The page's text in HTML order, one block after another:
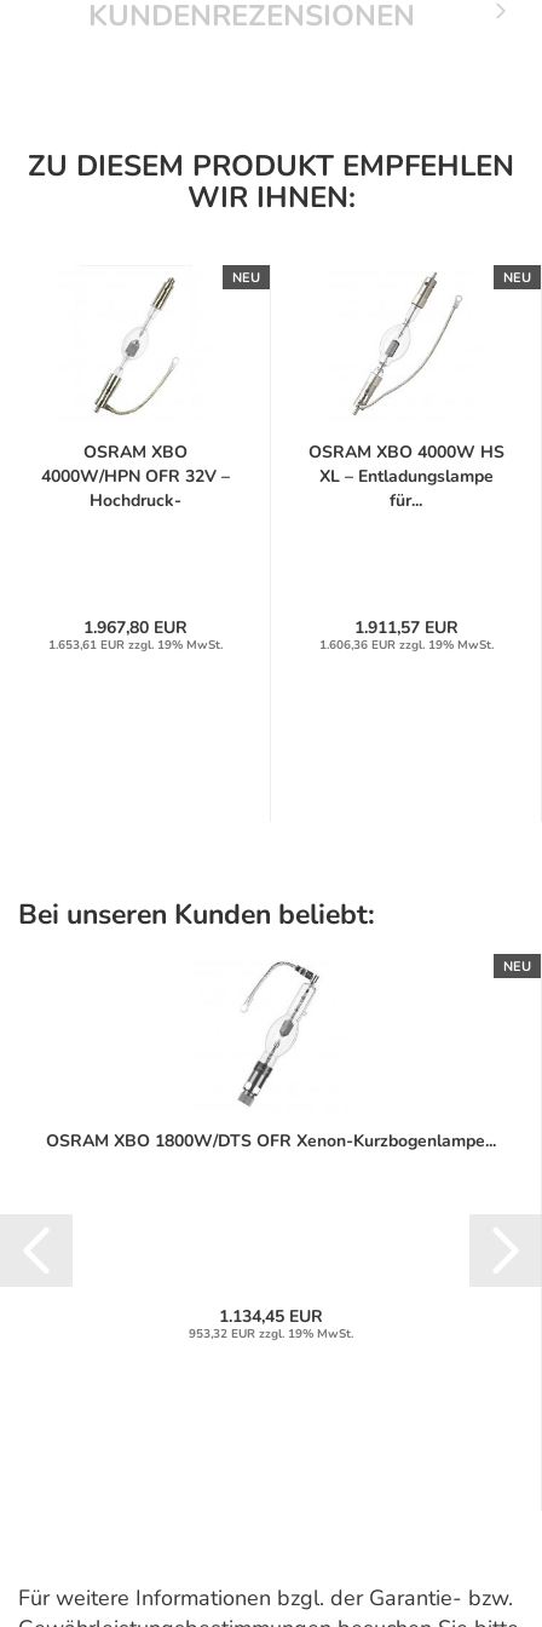
KUNDENREZENSIONEN
ZU DIESEM PRODUKT EMPFEHLEN
WIR IHNEN:
NEU
OSRAM XBO
4000W/HPN OFR 32V –
Hochdruck-
1.967,80 EUR
1.653,61 EUR zzgl. 19% MwSt.
NEU
OSRAM XBO 4000W HS
XL – Entladungslampe
für...
1.911,57 EUR
1.606,36 EUR zzgl. 19% MwSt.
Bei unseren Kunden beliebt:
NEU
OSRAM XBO 1800W/DTS OFR Xenon-Kurzbogenlampe...
1.134,45 EUR
953,32 EUR zzgl. 19% MwSt.
Für weitere Informationen bzgl. der Garantie- bzw.